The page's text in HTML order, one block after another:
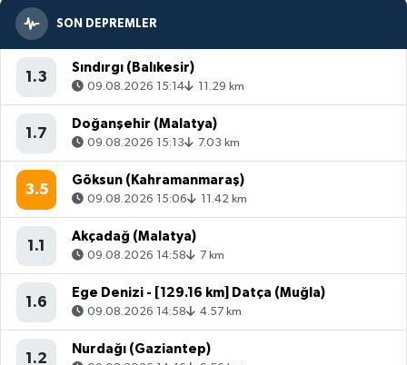
SON DEPREMLER
1.3
Sındırgı (Balıkesir)
09.08.2026 15:14 11.29 km
1.7
Doğanşehir (Malatya)
09.08.2026 15:13 7.03 km
3.5
Göksun (Kahramanmaraş)
09.08.2026 15:06 11.42 km
1.1
Akçadağ (Malatya)
09.08.2026 14:58 7 km
1.6
Ege Denizi - [129.16 km] Datça (Muğla)
09.08.2026 14:58 4.57 km
1.2
Nurdağı (Gaziantep)